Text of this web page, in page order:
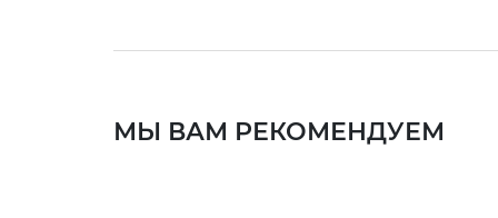
МЫ ВАМ РЕКОМЕНДУЕМ